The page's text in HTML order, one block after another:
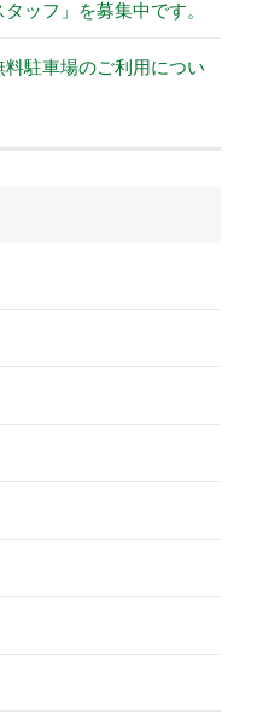
ッフ」を募集中です。
駐車場のご利用につい